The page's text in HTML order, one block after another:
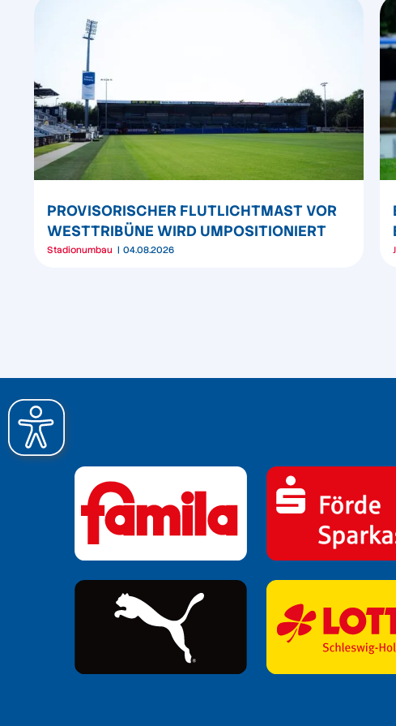
PROVISORISCHER FLUTLICHTMAST VOR
WESTTRIBÜNE WIRD UMPOSITIONIERT
Stadionumbau 04.08.2026